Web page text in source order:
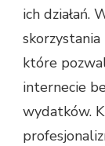
ich działań.
skorzystania
które
internecie
wydatków.